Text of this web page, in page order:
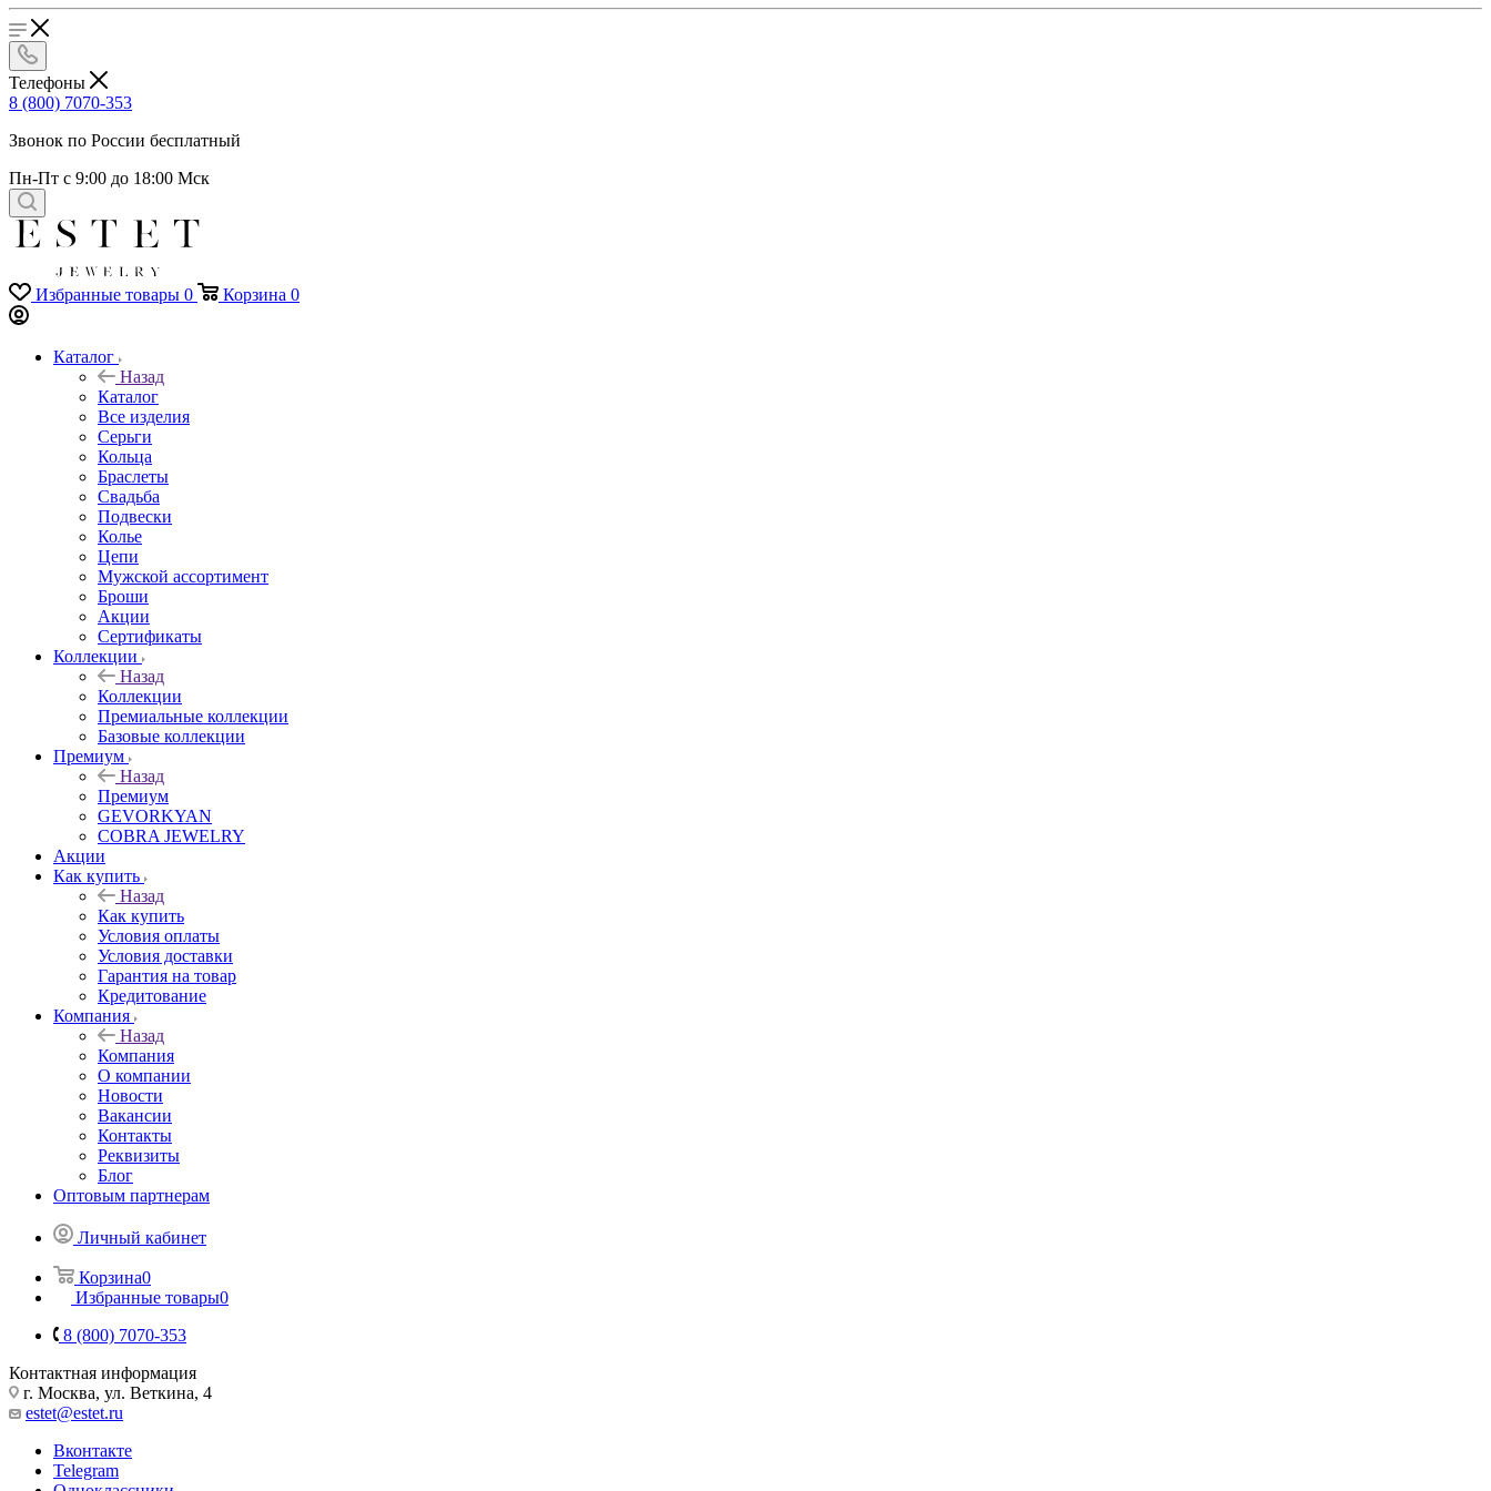
Телефоны
8 (800) 7070-353
Звонок по России бесплатный
Пн-Пт с 9:00 до 18:00 Мск
Избранные товары 0 Корзина 0
Каталог
Назад
Каталог
Все изделия
Серьги
Кольца
Браслеты
Свадьба
Подвески
Колье
Цепи
Мужской ассортимент
Броши
Акции
Сертификаты
Коллекции
Назад
Коллекции
Премиальные коллекции
Базовые коллекции
Премиум
Назад
Премиум
GEVORKYAN
COBRA JEWELRY
Акции
Как купить
Назад
Как купить
Условия оплаты
Условия доставки
Гарантия на товар
Кредитование
Компания
Назад
Компания
О компании
Новости
Вакансии
Контакты
Реквизиты
Блог
Оптовым партнерам
Личный кабинет
Корзина0
Избранные товары0
8 (800) 7070-353
Контактная информация
г. Москва, ул. Веткина, 4
estet@estet.ru
Вконтакте
Telegram